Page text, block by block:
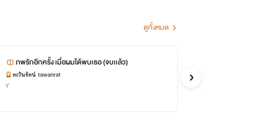
ดูทั้งหมด
ภพรักอีกครั้ง เมื่อผมได้พบเธอ (จบเเล้ว)
ตะวันรัตน์ tawanrat
Y